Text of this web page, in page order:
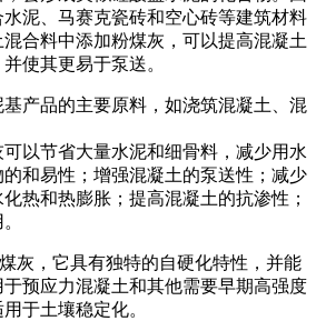
泥、马赛克瓷砖和空心砖等建筑材料
合料中添加粉煤灰，可以提高混凝土
使其更易于泵送。
产品的主要原料，如浇筑混凝土、混
以节省大量水泥和细骨料，减少用水
和易性；增强混凝土的泵送性；减少
热和热膨胀；提高混凝土的抗渗性；
灰，它具有独特的自硬化特性，并能
预应力混凝土和其他需要早期高强度
于土壤稳定化。